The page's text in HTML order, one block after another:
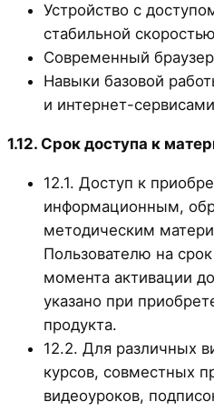
Устройство с
стабильной
Современный
Навыки базовой
и интернет-
1.12. Срок доступа к
12.1. Доступ к
информационным,
методическим
Пользователю на срок
момента активации
указано при
продукта.
12.2. Для различных
курсов, совместных
видеоуроков,